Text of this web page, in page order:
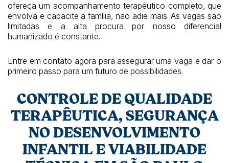
ofereça um acompanhamento terapêutico completo, que
envolva e capacite a família, não adie mais. As vagas são
limitadas e a alta procura por nosso diferencial
humanizado é constante.
Entre em contato agora para assegurar uma vaga e dar o
primeiro passo para um futuro de possibilidades.
CONTROLE DE QUALIDADE
TERAPÊUTICA, SEGURANÇA
NO DESENVOLVIMENTO
INFANTIL E VIABILIDADE